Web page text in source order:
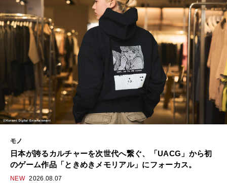
モノ
⽇本が誇るカルチャーを次世代へ繋ぐ、「UACG」から初
のゲーム作品「ときめきメモリアル」にフォーカス。
NEW 2026.08.07